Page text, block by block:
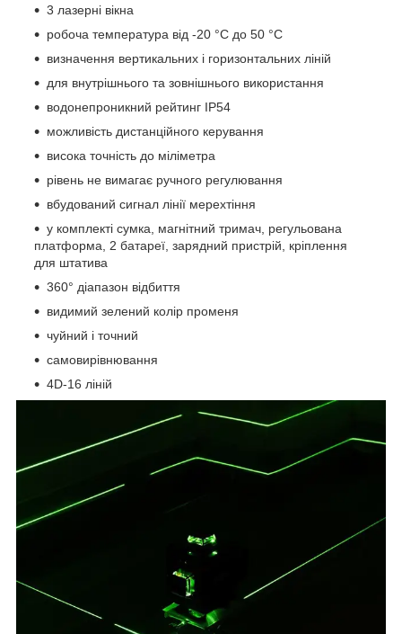
3 лазерні вікна
робоча температура від -20 °C до 50 °C
визначення вертикальних і горизонтальних ліній
для внутрішнього та зовнішнього використання
водонепроникний рейтинг IP54
можливість дистанційного керування
висока точність до міліметра
рівень не вимагає ручного регулювання
вбудований сигнал лінії мерехтіння
у комплекті сумка, магнітний тримач, регульована
платформа, 2 батареї, зарядний пристрій, кріплення
для штатива
360° діапазон відбиття
видимий зелений колір променя
чуйний і точний
самовирівнювання
4D-16 ліній